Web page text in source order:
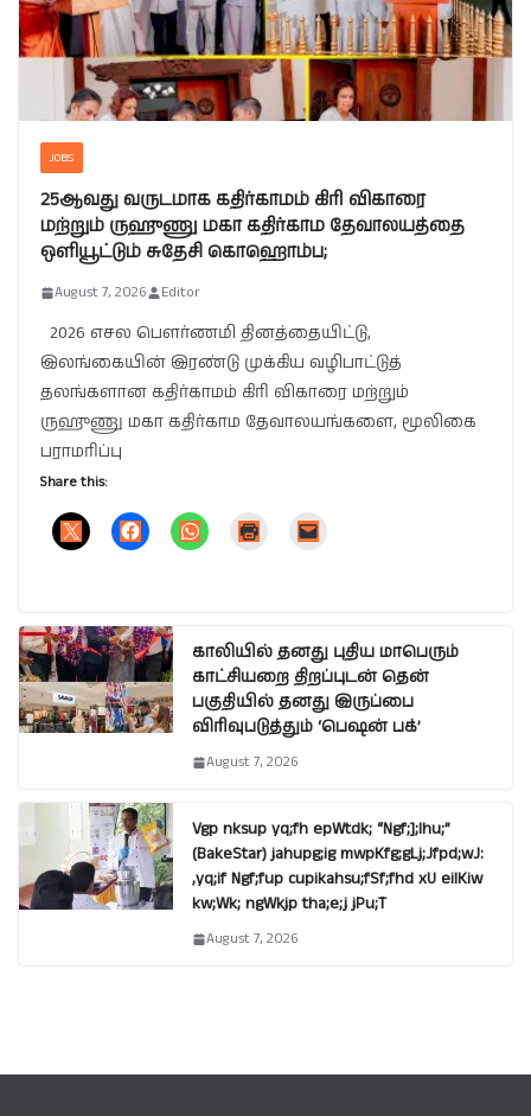
JOBS
25ஆவது வருடமாக கதிர்காமம் கிரி விகாரை
மற்றும் ருஹுணு மகா கதிர்காம தேவாலயத்தை
ஒளியூட்டும் சுதேசி கொஹொம்ப;
August 7, 2026 Editor
2026 எசல பௌர்ணமி தினத்தையிட்டு,
இலங்கையின் இரண்டு முக்கிய வழிபாட்டுத்
தலங்களான கதிர்காமம் கிரி விகாரை மற்றும்
ருஹுணு மகா கதிர்காம தேவாலயங்களை, மூலிகை
பராமரிப்பு
Share this:
காலியில் தனது புதிய மாபெரும்
காட்சியறை திறப்புடன் தென்
பகுதியில் தனது இருப்பை
விரிவுபடுத்தும் ‘பெஷன் பக்’
August 7, 2026
Vgp nksup yq;fh epWtdk; “Ngf;];lhu;”
(BakeStar) jahupg;ig mwpKfg;gLj;Jfpd;wJ:
,yq;if Ngf;fup cupikahsu;fSf;fhd xU eilKiw
kw;Wk; ngWkjp tha;e;j jPu;T
August 7, 2026